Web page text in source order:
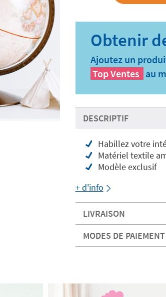
Ajoutez un
Top Ventes au
DESCRIPTIF
Habillez votre
Matériel textile
Modèle exclusif
+ d'info
LIVRAISON
MODES DE PAIEMENT